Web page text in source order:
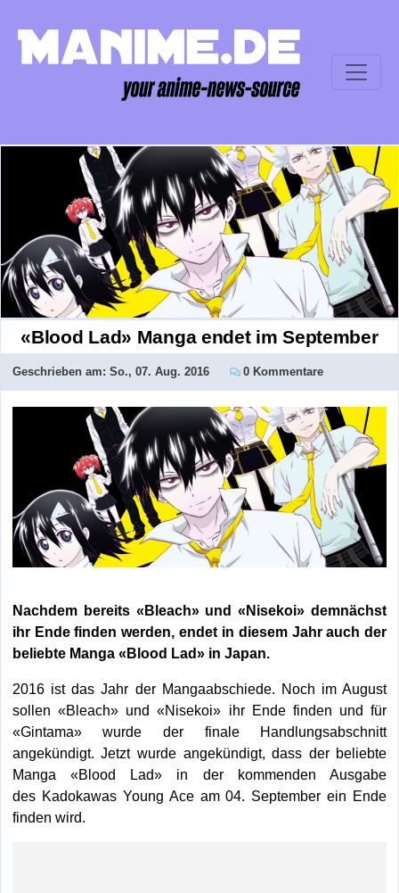
«Blood Lad» Manga endet im September
Geschrieben am: So., 07. Aug. 2016 0 Kommentare
Nachdem bereits «Bleach» und «Nisekoi» demnächst
ihr Ende finden werden, endet in diesem Jahr auch der
beliebte Manga «Blood Lad» in Japan.
2016 ist das Jahr der Mangaabschiede. Noch im August
sollen «Bleach» und «Nisekoi» ihr Ende finden und für
«Gintama» wurde der finale Handlungsabschnitt
angekündigt. Jetzt wurde angekündigt, dass der beliebte
Manga «Blood Lad» in der kommenden Ausgabe
des Kadokawas Young Ace am 04. September ein Ende
finden wird.